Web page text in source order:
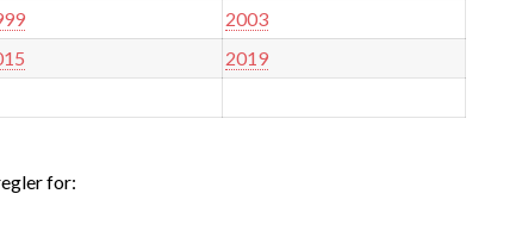
2003
2019
for: